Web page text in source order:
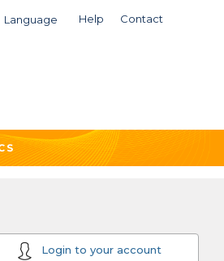
Language Help Contact
Login to your account